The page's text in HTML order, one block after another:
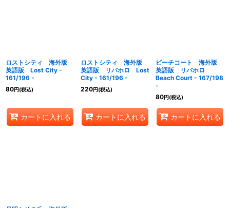
ロストシティ 海外版
英語版 Lost City -
161/196 -
80円(税込)
カートに入れる
ロストシティ 海外版
英語版 リバホロ Lost
City - 161/196 -
220円(税込)
カートに入れる
ビーチコート 海外版
英語版 リバホロ
Beach Court - 167/198
-
80円(税込)
カートに入れる